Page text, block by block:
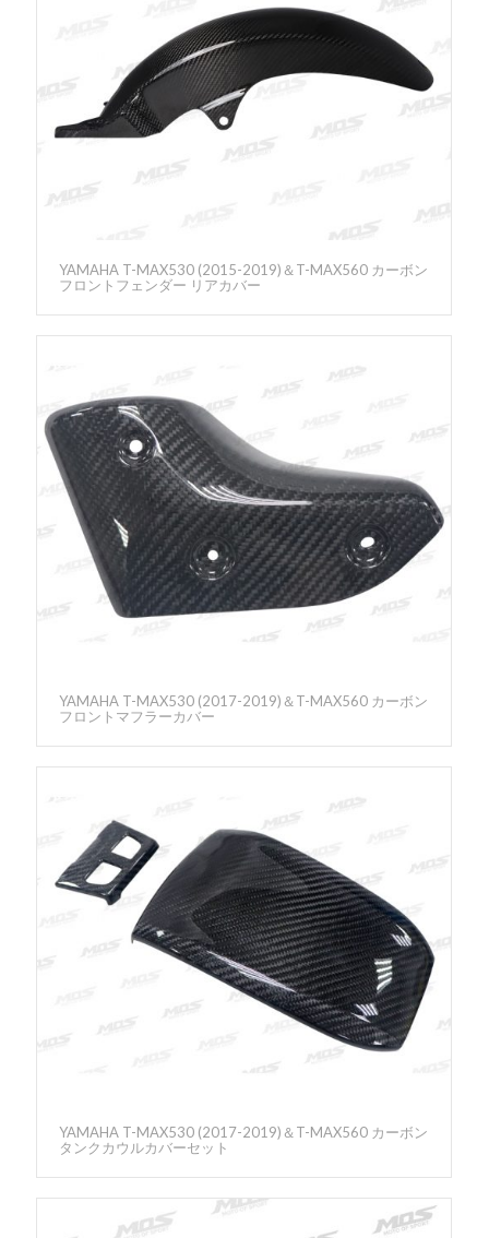
YAMAHA T-MAX530 (2015-2019)＆T-MAX560 カーボン
フロントフェンダー リアカバー
YAMAHA T-MAX530 (2017-2019)＆T-MAX560 カーボン
フロントマフラーカバー
YAMAHA T-MAX530 (2017-2019)＆T-MAX560 カーボン
タンクカウルカバーセット